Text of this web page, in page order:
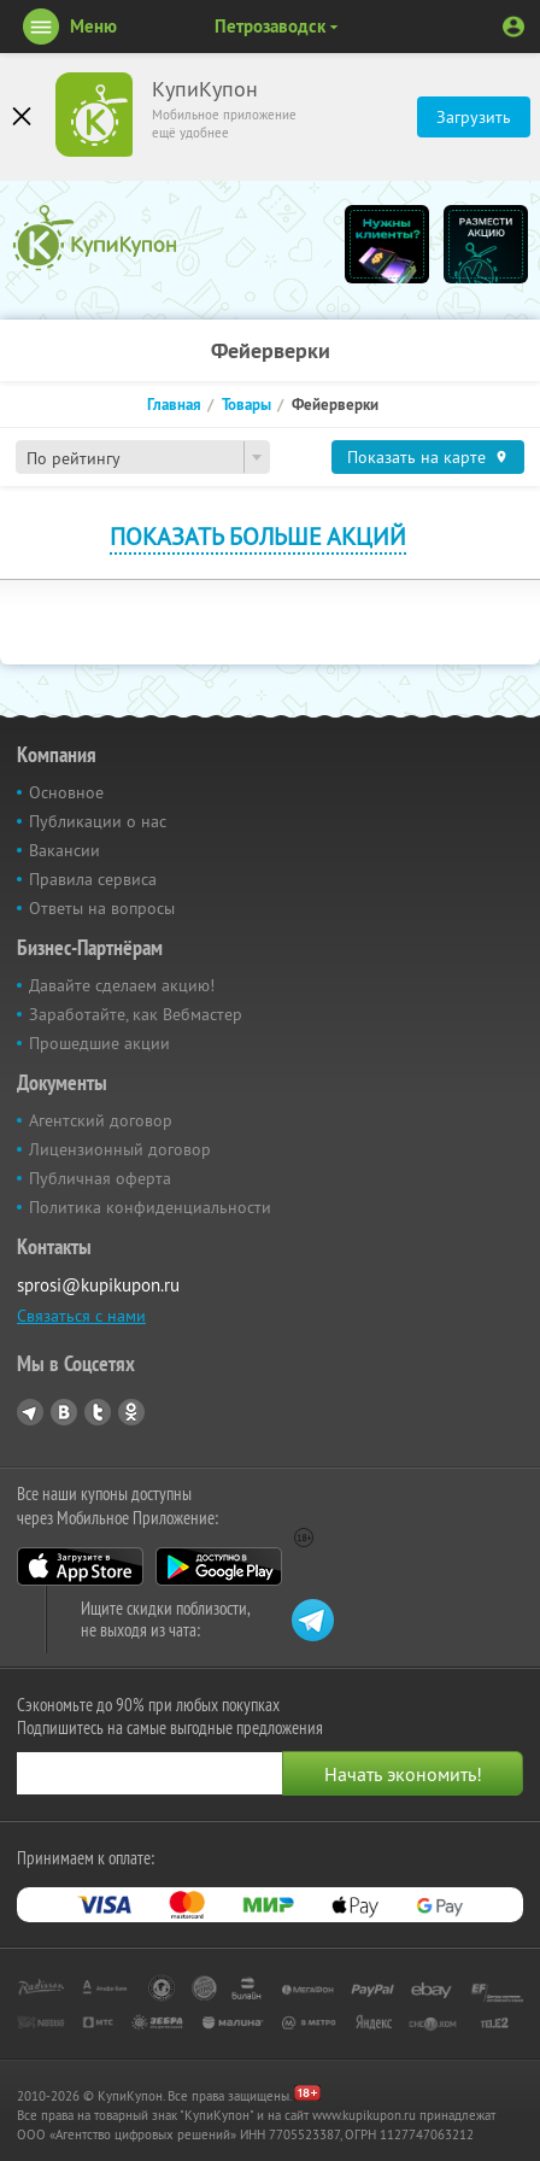
КупиКупон
Мобильное приложение
ещё удобнее
Загрузить
Меню Петрозаводск
Фейерверки
По рейтингу
Главная Товары Фейерверки
Показать на карте
ПОКАЗАТЬ БОЛЬШЕ АКЦИЙ
Компания
Основное
Публикации о нас
Вакансии
Правила сервиса
Ответы на вопросы
Бизнес-Партнёрам
Давайте сделаем акцию!
Заработайте, как Вебмастер
Прошедшие акции
Документы
Агентский договор
Лицензионный договор
Публичная оферта
Политика конфиденциальности
Контакты
sprosi@kupikupon.ru
Связаться с нами
Мы в Соцсетях
Все наши купоны доступны
через Мобильное Приложение:
Ищите скидки поблизости,
не выходя из чата:
Сэкономьте до 90% при любых покупках
Подпишитесь на самые выгодные предложения
Принимаем к оплате:
2010-2026 © КупиКупон. Все права защищены.
Все права на товарный знак "КупиКупон" и на сайт www.kupikupon.ru принадлежат
OOO «Агентство цифровых решений» ИНН 7705523387, ОГРН 1127747063212